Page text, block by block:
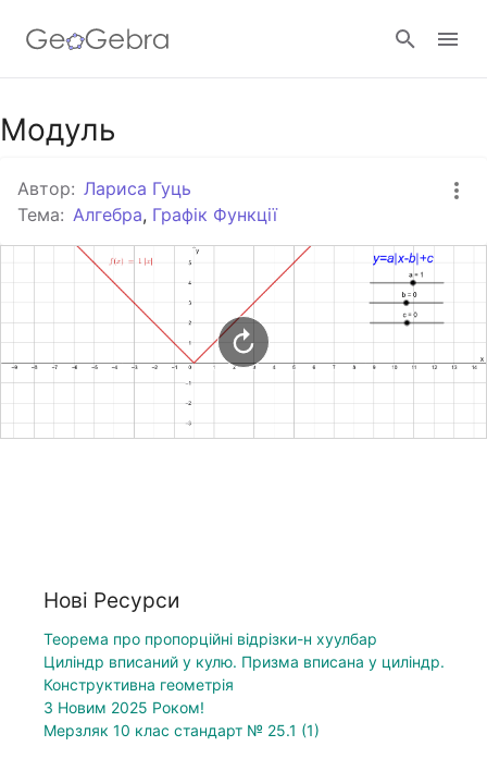
GeoGebra Клас
Модуль
Автор: Лариса Гуць
Тема: Алгебра, Графік Функції
Нові Ресурси
Теорема про пропорційні відрізки-н хуулбар
Циліндр вписаний у кулю. Призма вписана у циліндр.
Конструктивна геометрія
З Новим 2025 Роком!
Мерзляк 10 клас стандарт № 25.1 (1)